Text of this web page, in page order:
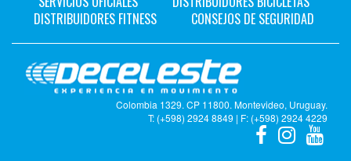
DISTRIBUIDORES FITNESS
CONSEJOS DE SEGURIDAD
Colombia 1329. CP 11800. Montevideo, Uruguay.
T: (+598) 2924 8849 | F: (+598) 2924 4229